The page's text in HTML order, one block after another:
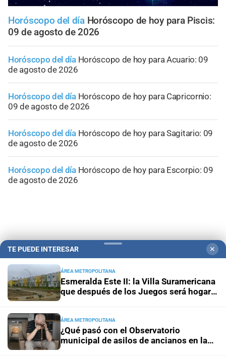
Horóscopo del día Horóscopo de hoy para Piscis:
09 de agosto de 2026
Horóscopo del día Horóscopo de hoy para Acuario: 09
de agosto de 2026
Horóscopo del día Horóscopo de hoy para Capricornio:
09 de agosto de 2026
Horóscopo del día Horóscopo de hoy para Sagitario: 09
de agosto de 2026
Horóscopo del día Horóscopo de hoy para Escorpio: 09
de agosto de 2026
Campolitoral Revista Nosotros Clasificados
Podcasts Mirador Provincial VivíMejor SF Puerto Negocios
TE PUEDE INTERESAR ✕
ÁREA METROPOLITANA
Esmeralda Este II: la Villa Suramericana
que después de los Juegos será hogar
ÁREA METROPOLITANA
¿Qué pasó con el Observatorio
municipal de asilos de ancianos en la